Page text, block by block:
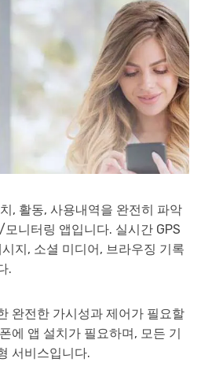
, 활동, 사용내역을 완전히 파악
니터링 앱입니다. 실시간 GPS
지, 소셜 미디어, 브라우징 기록
.
완전한 가시성과 제어가 필요할
에 앱 설치가 필요하며, 모든 기
서비스입니다.